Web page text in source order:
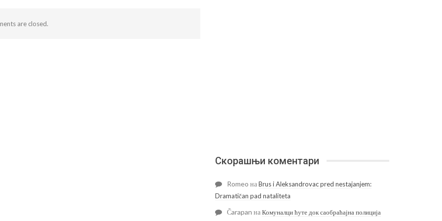
are closed.
Скорашњи коментари
Romeo наBrus i Aleksandrovac pred nestajanjem:
Dramatičan pad nataliteta
Čarapan наКомуналци ћуте док саобраћајна полиција